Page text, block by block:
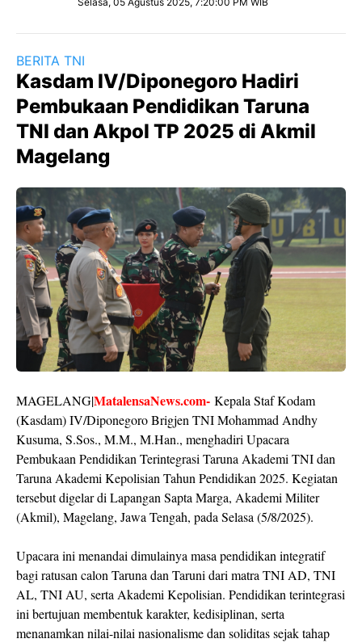
BERITA TNI
Kasdam IV/Diponegoro Hadiri
Pembukaan Pendidikan Taruna
TNI dan Akpol TP 2025 di Akmil
Magelang
MAGELANG|MatalensaNews.com- Kepala Staf Kodam
(Kasdam) IV/Diponegoro Brigjen TNI Mohammad Andhy
Kusuma, S.Sos., M.M., M.Han., menghadiri Upacara
Pembukaan Pendidikan Terintegrasi Taruna Akademi TNI dan
Taruna Akademi Kepolisian Tahun Pendidikan 2025. Kegiatan
tersebut digelar di Lapangan Sapta Marga, Akademi Militer
(Akmil), Magelang, Jawa Tengah, pada Selasa (5/8/2025).
Upacara ini menandai dimulainya masa pendidikan integratif
bagi ratusan calon Taruna dan Taruni dari matra TNI AD, TNI
AL, TNI AU, serta Akademi Kepolisian. Pendidikan terintegrasi
ini bertujuan membentuk karakter, kedisiplinan, serta
menanamkan nilai-nilai nasionalisme dan soliditas sejak tahap